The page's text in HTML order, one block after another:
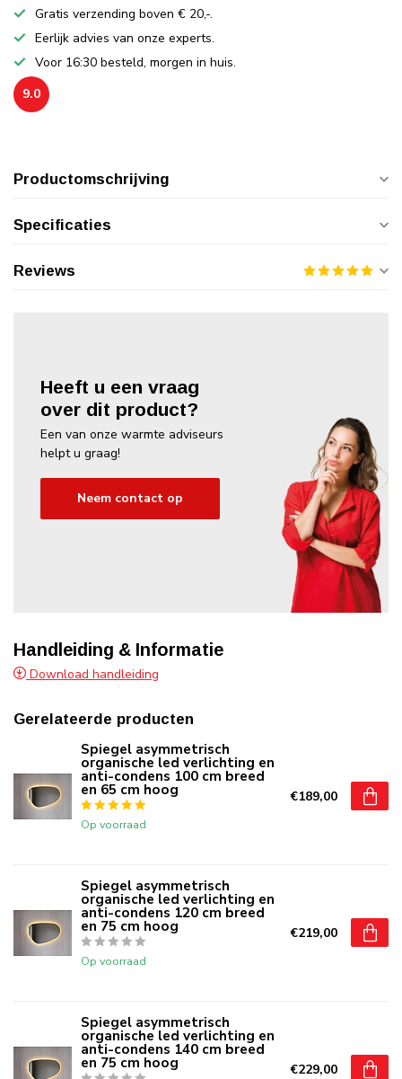
Gratis verzending boven € 20,-.
Eerlijk advies van onze experts.
Voor 16:30 besteld, morgen in huis.
9.0
Productomschrijving
Specificaties
Reviews
Heeft u een vraag
over dit product?
Een van onze warmte adviseurs
helpt u graag!
Neem contact op
Handleiding & Informatie
Download handleiding
Gerelateerde producten
Spiegel asymmetrisch
organische led verlichting en
anti-condens 100 cm breed
en 65 cm hoog
Op voorraad
€189,00
Spiegel asymmetrisch
organische led verlichting en
anti-condens 120 cm breed
en 75 cm hoog
Op voorraad
€219,00
Spiegel asymmetrisch
organische led verlichting en
anti-condens 140 cm breed
en 75 cm hoog €229,00